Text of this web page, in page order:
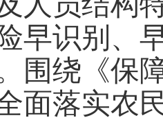
早识别、
围绕《保
面落实农